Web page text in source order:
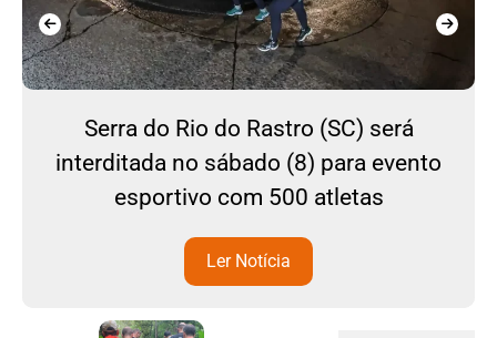
Serra do Rio do Rastro (SC) será
interditada no sábado (8) para evento
esportivo com 500 atletas
Ler Notícia